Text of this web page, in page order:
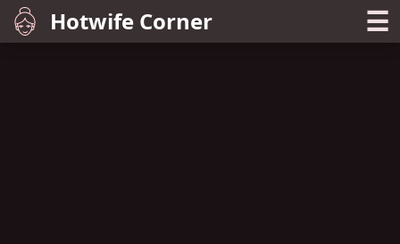
Hotwife Corner ☰